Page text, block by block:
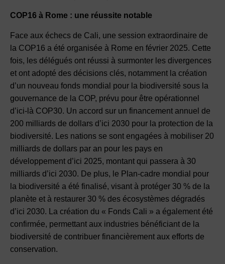
COP16 à Rome : une réussite notable
Face aux échecs de Cali, une session extraordinaire de
la COP16 a été organisée à Rome en février 2025. Cette
fois, les délégués ont réussi à surmonter les divergences
et ont adopté des décisions clés, notamment la création
d’un nouveau fonds mondial pour la biodiversité sous la
gouvernance de la COP, prévu pour être opérationnel
d’ici-là COP30. Un accord sur un financement annuel de
200 milliards de dollars d’ici 2030 pour la protection de la
biodiversité. Les nations se sont engagées à mobiliser 20
milliards de dollars par an pour les pays en
développement d’ici 2025, montant qui passera à 30
milliards d’ici 2030. De plus, le Plan-cadre mondial pour
la biodiversité a été finalisé, visant à protéger 30 % de la
planète et à restaurer 30 % des écosystèmes dégradés
d’ici 2030. La création du « Fonds Cali » a également été
confirmée, permettant aux industries bénéficiant de la
biodiversité de contribuer financièrement aux efforts de
conservation.